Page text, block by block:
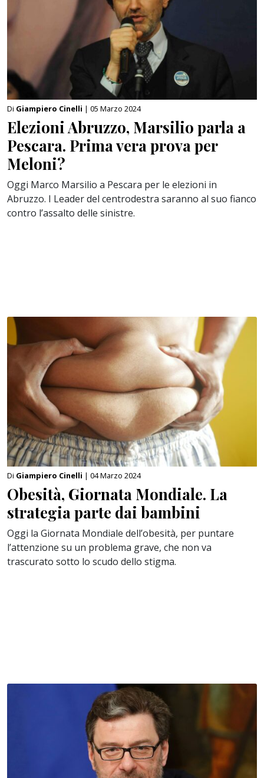
Di Giampiero Cinelli | 05 Marzo 2024
Elezioni Abruzzo, Marsilio parla a
Pescara. Prima vera prova per
Meloni?
Oggi Marco Marsilio a Pescara per le elezioni in
Abruzzo. I Leader del centrodestra saranno al suo fianco
contro l’assalto delle sinistre.
Di Giampiero Cinelli | 04 Marzo 2024
Obesità, Giornata Mondiale. La
strategia parte dai bambini
Oggi la Giornata Mondiale dell’obesità, per puntare
l’attenzione su un problema grave, che non va
trascurato sotto lo scudo dello stigma.